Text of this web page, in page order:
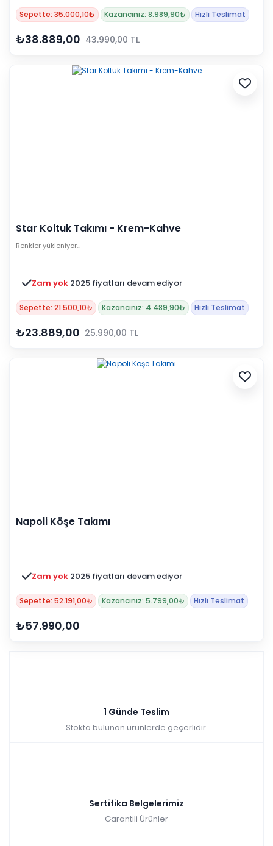
Sepette: 35.000,10₺ Kazancınız: 8.989,90₺ Hızlı Teslimat
₺38.889,00 43.990,00 TL
Star Koltuk Takımı - Krem-Kahve
Renkler yükleniyor…
Zam yok 2025 fiyatları devam ediyor
Sepette: 21.500,10₺ Kazancınız: 4.489,90₺ Hızlı Teslimat
₺23.889,00 25.990,00 TL
Napoli Köşe Takımı
Zam yok 2025 fiyatları devam ediyor
Sepette: 52.191,00₺ Kazancınız: 5.799,00₺ Hızlı Teslimat
₺57.990,00
1 Günde Teslim
Stokta bulunan ürünlerde geçerlidir.
Sertifika Belgelerimiz
Garantili Ürünler